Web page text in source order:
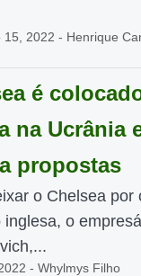
15, 2022 - Henrique
é
na Ucrânia
propostas
o Chelsea por
inglesa, o
- Whylmys Filho